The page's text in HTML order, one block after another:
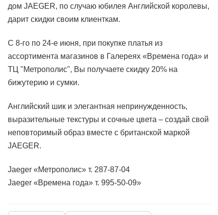
дом JAEGER, по случаю юбилея Английской королевы,
дарит скидки своим клиенткам.
С 8-го по 24-е июня, при покупке платья из
ассортимента магазинов в Галереях «Времена года» и
ТЦ "Метрополис", Вы получаете скидку 20% на
бижутерию и сумки.
Английский шик и элегантная непринужденность,
выразительные текстуры и сочные цвета – создай свой
неповторимый образ вместе с британской маркой
JAEGER.
Jaeger «Метрополис» т. 287-87-04
Jaeger «Времена года» т. 995-50-09»